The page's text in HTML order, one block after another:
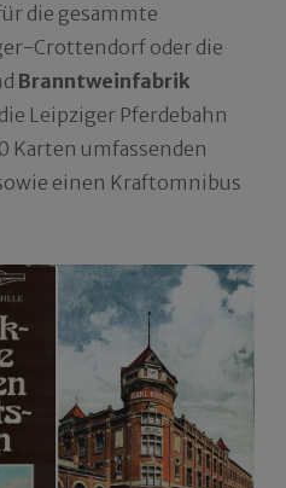
die gesammte
Crottendorf oder die
Branntweinfabrik
Leipziger Pferdebahn
Karten umfassenden
einen Kraftomnibus